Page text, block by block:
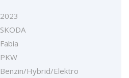
2023
SKODA
Fabia
PKW
Benzin/Hybrid/Elektro